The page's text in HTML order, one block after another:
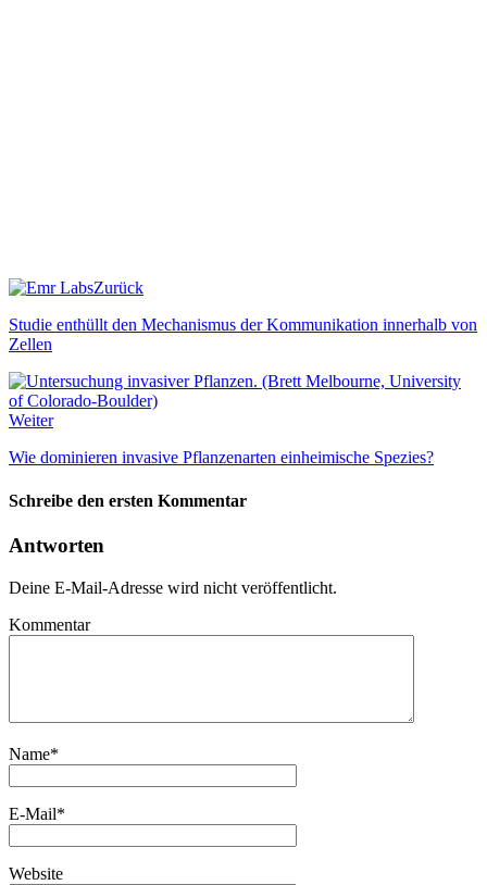
Zurück
Studie enthüllt den Mechanismus der Kommunikation innerhalb von
Zellen
Weiter
Wie dominieren invasive Pflanzenarten einheimische Spezies?
Schreibe den ersten Kommentar
Antworten
Deine E-Mail-Adresse wird nicht veröffentlicht.
Kommentar
Name*
E-Mail*
Website